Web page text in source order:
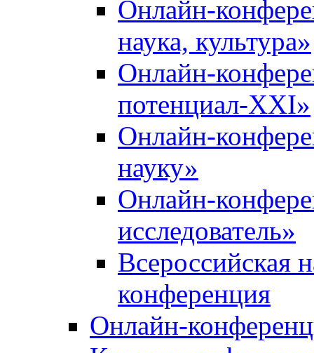
Онлайн-
наука, культура»
Онлайн-
потенциал-XXI»
Онлайн-
науку»
Онлайн-
исследователь»
Всероссийская
конференция
Онлайн-